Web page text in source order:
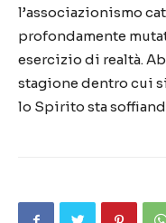
l’associazionismo
profondamente
esercizio di realtà.
stagione dentro cui
lo Spirito sta